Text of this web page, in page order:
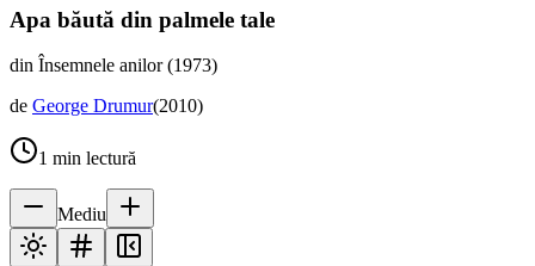
Apa băută din palmele tale
din Însemnele anilor (1973)
de George Drumur(2010)
1 min lectură
Mediu